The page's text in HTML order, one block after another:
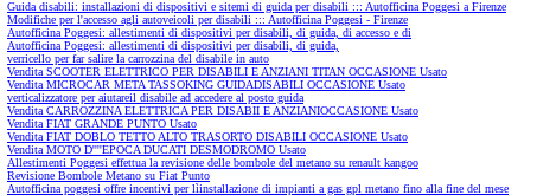
Guida disabili: installazioni di dispositivi e sitemi di guida per disabili ::: Autofficina Poggesi a Firenze
Modifiche per l'accesso agli autoveicoli per disabili ::: Autofficina Poggesi - Firenze
Autofficina Poggesi: allestimenti di dispositivi per disabili, di guida, di accesso e di
Autofficina Poggesi: allestimenti di dispositivi per disabili, di guida,
verricello per far salire la carrozzina del disabile in auto
Vendita SCOOTER ELETTRICO PER DISABILI E ANZIANI TITAN OCCASIONE Usato
Vendita MICROCAR META TASSOKING GUIDADISABILI OCCASIONE Usato
verticalizzatore per aiutareil disabile ad accedere al posto guida
Vendita CARROZZINA ELETTRICA PER DISABII E ANZIANIOCCASIONE Usato
Vendita FIAT GRANDE PUNTO Usato
Vendita FIAT DOBLO TETTO ALTO TRASORTO DISABILI OCCASIONE Usato
Vendita MOTO D''''EPOCA DUCATI DESMODROMO Usato
Allestimenti Poggesi effettua la revisione delle bombole del metano su renault kangoo
Revisione Bombole Metano su Fiat Punto
Autofficina poggesi offre incentivi per lìinstallazione di impianti a gas gpl metano fino alla fine del mese